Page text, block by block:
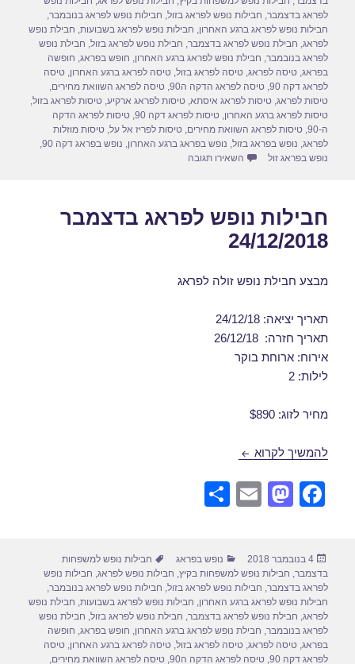
b
o
o
k
d
o
n
לפראג בדצמבר חבילות נופש לפראג בזול חבילות נופש לפראג בנובמבר
חבילות נופש לפראג ברגע האחרון חבילות נופש לפראג בשבועות חבילת נופש
לפראג חבילת נופש לפראג בדצמבר חבילת נופש לפראג בזול חבילת נופש
לפראג בנובמבר חבילת נופש לפראג ברגע האחרון חופש בפראג חופשה
בפראג ,טיסה לפראג ,טיסה לפראג בזול ,טיסה לפראג ברגע האחרון ,טיסה
לפראג דקה 90
,טיסה לפראג הדקה ה90 ,טיסה לפראג השוואת מחירים
טיסות לפראג ,טיסות לפראג איסתא ,טיסות לפראג ארקיע ,טיסות לפראג בזול
טיסות לפראג ברגע האחרון ,טיסות לפראג דקה 90 ,טיסות לפראג הדקה
ה-90
,טיסות לפראג השוואת מחירים ,טיסות לפריז אל על ,טיסות מוזלות
לפראג נופש בפראג בזול נופש בפראג ברגע האחרון נופש בפראג דקה 90
נופש בפראג זול
השאירו תגובה
חבילות נופש לפראג בדצמבר
24/12/2018
מבצע חבילת נופש זולה לפראג
תאריך יציאה: 24/12/18
תאריך חזרה: 26/12/18
אירוח: ארוחת בוקר
לילות: 2
מחיר לזוג: $890
להמשיך לקרוא חבילות נופש לפראג בדצמבר 24/12/2018
F
e
b
o
o
M
o
d
o
n
E
e
פורסם
בתאריך
4 בנובמבר 2018 קטגוריות
נופש בפראג תגיות
חבילות נופש למשפחות
בדצמבר, חבילות נופש למשפחות בקיץ, חבילות נופש לפראג, חבילות נופש
לפראג בדצמבר, חבילות נופש לפראג בזול, חבילות נופש לפראג בנובמבר,
חבילות נופש לפראג ברגע האחרון, חבילות נופש לפראג בשבועות, חבילת נופש
לפראג, חבילת נופש לפראג בדצמבר, חבילת נופש לפראג בזול, חבילת נופש
לפראג בנובמבר, חבילת נופש לפראג ברגע האחרון, חופש בפראג, חופשה
בפראג,טיסה לפראג,טיסה לפראג בזול,טיסה לפראג ברגע האחרון,טיסה
לפראג דקה 90
,טיסה לפראג הדקה ה90 ,טיסה לפראג השוואת מחירים,